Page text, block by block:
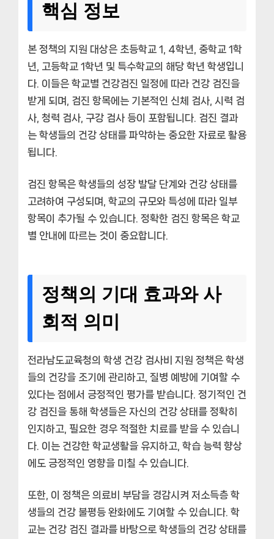
핵심 정보
본 정책의 지원 대상은 초등학교 1, 4학년, 중학교 1학
년, 고등학교 1학년 및 특수학교의 해당 학년 학생입니
다. 이들은 학교별 건강검진 일정에 따라 건강 검진을
받게 되며, 검진 항목에는 기본적인 신체 검사, 시력 검
사, 청력 검사, 구강 검사 등이 포함됩니다. 검진 결과
는 학생들의 건강 상태를 파악하는 중요한 자료로 활용
됩니다.
검진 항목은 학생들의 성장 발달 단계와 건강 상태를
고려하여 구성되며, 학교의 규모와 특성에 따라 일부
항목이 추가될 수 있습니다. 정확한 검진 항목은 학교
별 안내에 따르는 것이 중요합니다.
정책의 기대 효과와 사
회적 의미
전라남도교육청의 학생 건강 검사비 지원 정책은 학생
들의 건강을 조기에 관리하고, 질병 예방에 기여할 수
있다는 점에서 긍정적인 평가를 받습니다. 정기적인 건
강 검진을 통해 학생들은 자신의 건강 상태를 정확히
인지하고, 필요한 경우 적절한 치료를 받을 수 있습니
다. 이는 건강한 학교생활을 유지하고, 학습 능력 향상
에도 긍정적인 영향을 미칠 수 있습니다.
또한, 이 정책은 의료비 부담을 경감시켜 저소득층 학
생들의 건강 불평등 완화에도 기여할 수 있습니다. 학
교는 건강 검진 결과를 바탕으로 학생들의 건강 상태를